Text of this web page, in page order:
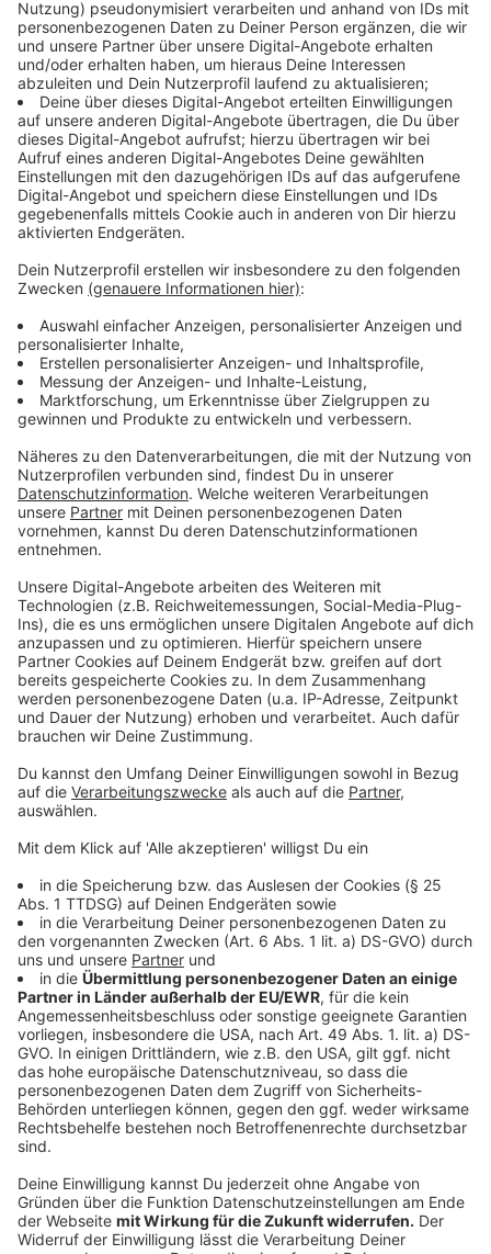
mitgemacht. Die Jury, in der u.a. auch Henning Wehland
sitzt, hat drei Finalisten ausgewählt. Dabei sind auch
der Marienheider Axel Potthoff alias Alex Panter und
Band mit dem Song "All Over Again".
Anzeige
Zustimmung, um den YouTube
Video-Service zu laden!
Wir verwenden einen Service eines
Drittanbieters, um Videoinhalte
einzubetten. Dieser Service kann
Daten zu Ihren Aktivitäten
Details durch und stimmen Sie der
Nutzung des Service zu, um dieses
Video anzusehen.
Akzeptieren
powered byUsercentrics Consent
Management Platform
Gedreht auf seinem Hof: Es geht um eine
Liebesgeschichte einer Freundin von Axel, aka. "Alex"
Anzeige
Eure Stimme für Alex Panter und Band
Anzeige
Wer den Songcontest jetzt gewinnt und am Ende, am
dem Flugplatz Borkenberge bei Lüdinghausen
auftreten darf, das entscheidet auch ihr. Noch bis zum
30. April 2019 könnt ihr für Alex Panter und Band
abstimmen, wenn sie euch überzeugt haben.
Das geht hier:
www.landwirtschaftrockt.de
Mehr Informationen zu Alex Panter und Bandgibt es
auch hier.
Anzeige